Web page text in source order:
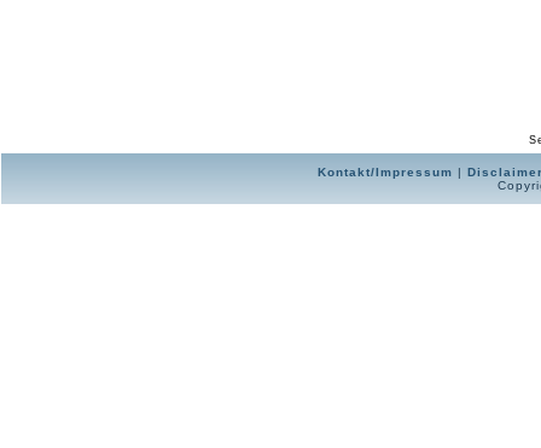
Kontakt/Impressum |